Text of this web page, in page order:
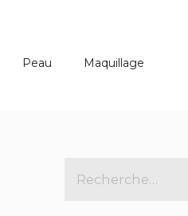
Peau Maquillage